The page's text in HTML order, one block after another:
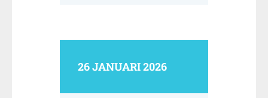
26 JANUARI 2026